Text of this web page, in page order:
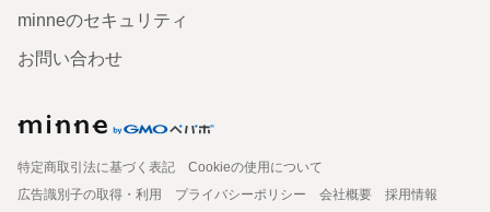
minneのセキュリティ
お問い合わせ
特定商取引法に基づく表記
Cookieの使用について
広告識別子の取得・利用
プライバシーポリシー 会社概要
採用情報